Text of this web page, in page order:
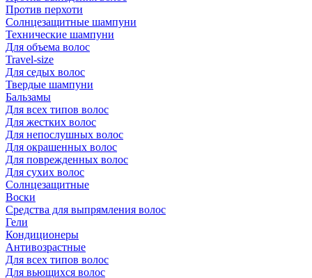
Против перхоти
Солнцезащитные шампуни
Технические шампуни
Для объема волос
Travel-size
Для седых волос
Твердые шампуни
Бальзамы
Для всех типов волос
Для жестких волос
Для непослушных волос
Для окрашенных волос
Для поврежденных волос
Для сухих волос
Солнцезащитные
Воски
Средства для выпрямления волос
Гели
Кондиционеры
Антивозрастные
Для всех типов волос
Для вьющихся волос